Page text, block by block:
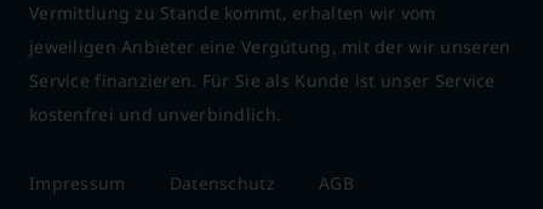
Vermittlung zu Stande kommt, erhalten wir vom
jeweiligen Anbieter eine Vergütung, mit der wir unseren
Service finanzieren. Für Sie als Kunde ist unser Service
kostenfrei und unverbindlich.
Impressum Datenschutz AGB